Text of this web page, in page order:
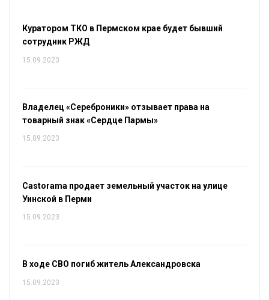
Куратором ТКО в Пермском крае будет бывший
сотрудник РЖД
15.09.2023
Владелец «Сереброники» отзывает права на
товарный знак «Сердце Пармы»
15.09.2023
Castorama продает земельный участок на улице
Уинской в Перми
15.09.2023
В ходе СВО погиб житель Александровска
15.09.2023